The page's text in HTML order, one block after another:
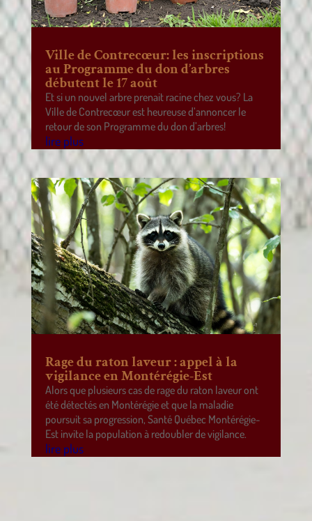
Ville de Contrecœur: les inscriptions
au Programme du don d’arbres
débutent le 17 août
Et si un nouvel arbre prenait racine chez vous? La
Ville de Contrecœur est heureuse d’annoncer le
retour de son Programme du don d’arbres!
lire plus
Rage du raton laveur : appel à la
vigilance en Montérégie-Est
Alors que plusieurs cas de rage du raton laveur ont
été détectés en Montérégie et que la maladie
poursuit sa progression, Santé Québec Montérégie-
Est invite la population à redoubler de vigilance.
lire plus